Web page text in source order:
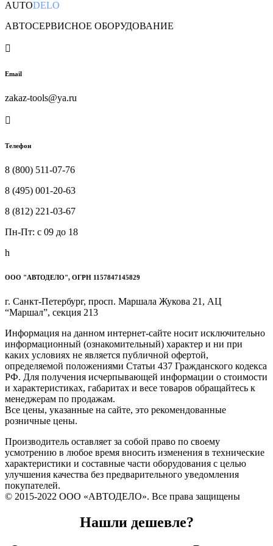
AUTODELO
АВТОСЕРВИСНОЕ ОБОРУДОВАНИЕ

Email
zakaz-tools@ya.ru

Телефон
8 (800) 511-07-76
8 (495) 001-20-63
8 (812) 221-03-67
Пн-Пт: c 09 до 18
h
ООО "АВТОДЕЛО", ОГРН 1157847145829
г. Санкт-Петербург, просп. Маршала Жукова 21, АЦ
“Маршал”, секция 213
Информация на данном интернет-сайте носит исключительно
информационный (ознакомительный) характер и ни при
каких условиях не является публичной офертой,
определяемой положениями Статьи 437 Гражданского кодекса
РФ. Для получения исчерпывающей информации о стоимости
и характеристиках, габаритах и весе товаров обращайтесь к
менеджерам по продажам.
Все цены, указанные на сайте, это рекомендованные
розничные цены.
Производитель оставляет за собой право по своему
усмотрению в любое время вносить изменения в технические
характеристики и составные части оборудования с целью
улучшения качества без предварительного уведомления
покупателей.
© 2015-2022 ООО «АВТОДЕЛО». Все права защищены
Нашли дешевле?